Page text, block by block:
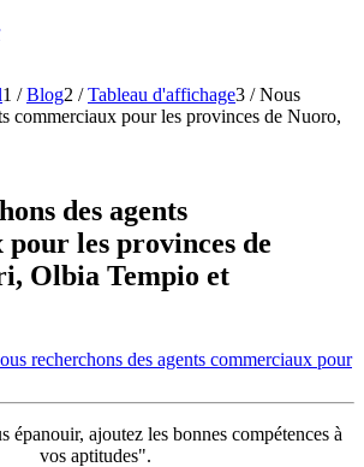
1 / Blog2 / Tableau d'affichage3 / Nous
commerciaux pour les provinces de Nuoro,
des agents
les provinces de
Olbia Tempio et
épanouir, ajoutez les bonnes compétences à
vos aptitudes".